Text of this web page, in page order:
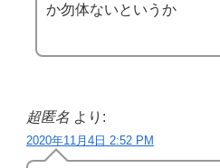
か勿体ないというか
超匿名 より:
2020年11月4日 2:52 PM